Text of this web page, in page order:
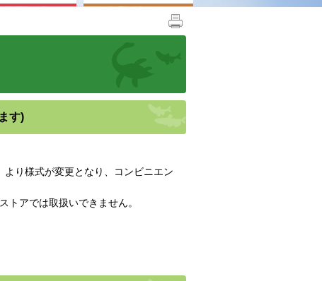
す)
り様式が変更となり、コンビニエン
アでは取扱いできません。